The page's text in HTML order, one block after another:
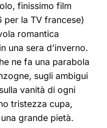
finissimo film
per la TV francese)
romantica
una sera d’inverno.
ne fa una parabola
sugli ambigui
vanità di ogni
tristezza cupa,
grande pietà.